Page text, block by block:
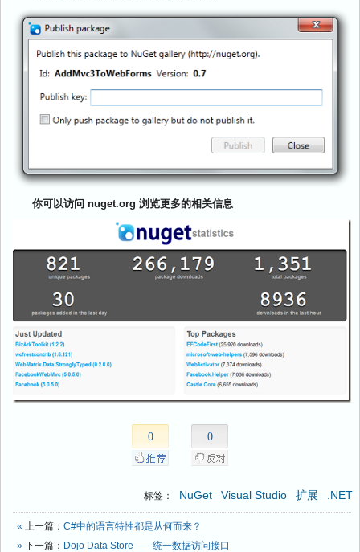
你可以访问 nuget.org 浏览更多的相关信息
0 0
标签： NuGet Visual Studio 扩展 .NET
« 上一篇： C#中的语言特性都是从何而来？
» 下一篇： Dojo Data Store——统一数据访问接口